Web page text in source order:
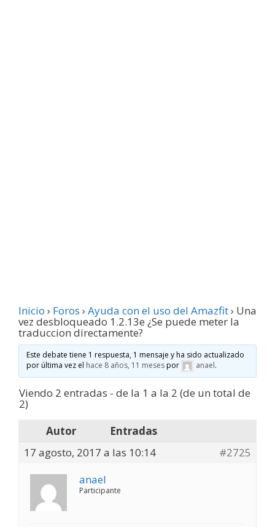
Inicio › Foros › Ayuda con el uso del Amazfit› Una
vez desbloqueado 1.2.13e ¿Se puede meter la
traduccion directamente?
Este debate tiene 1 respuesta, 1 mensaje y ha sido actualizado
por última vez el hace 8 años, 11 mesespor anael.
Viendo 2 entradas - de la 1 a la 2 (de un total de
2)
Autor
Entradas
17 agosto, 2017 a las 10:14
#2725
anael
Participante